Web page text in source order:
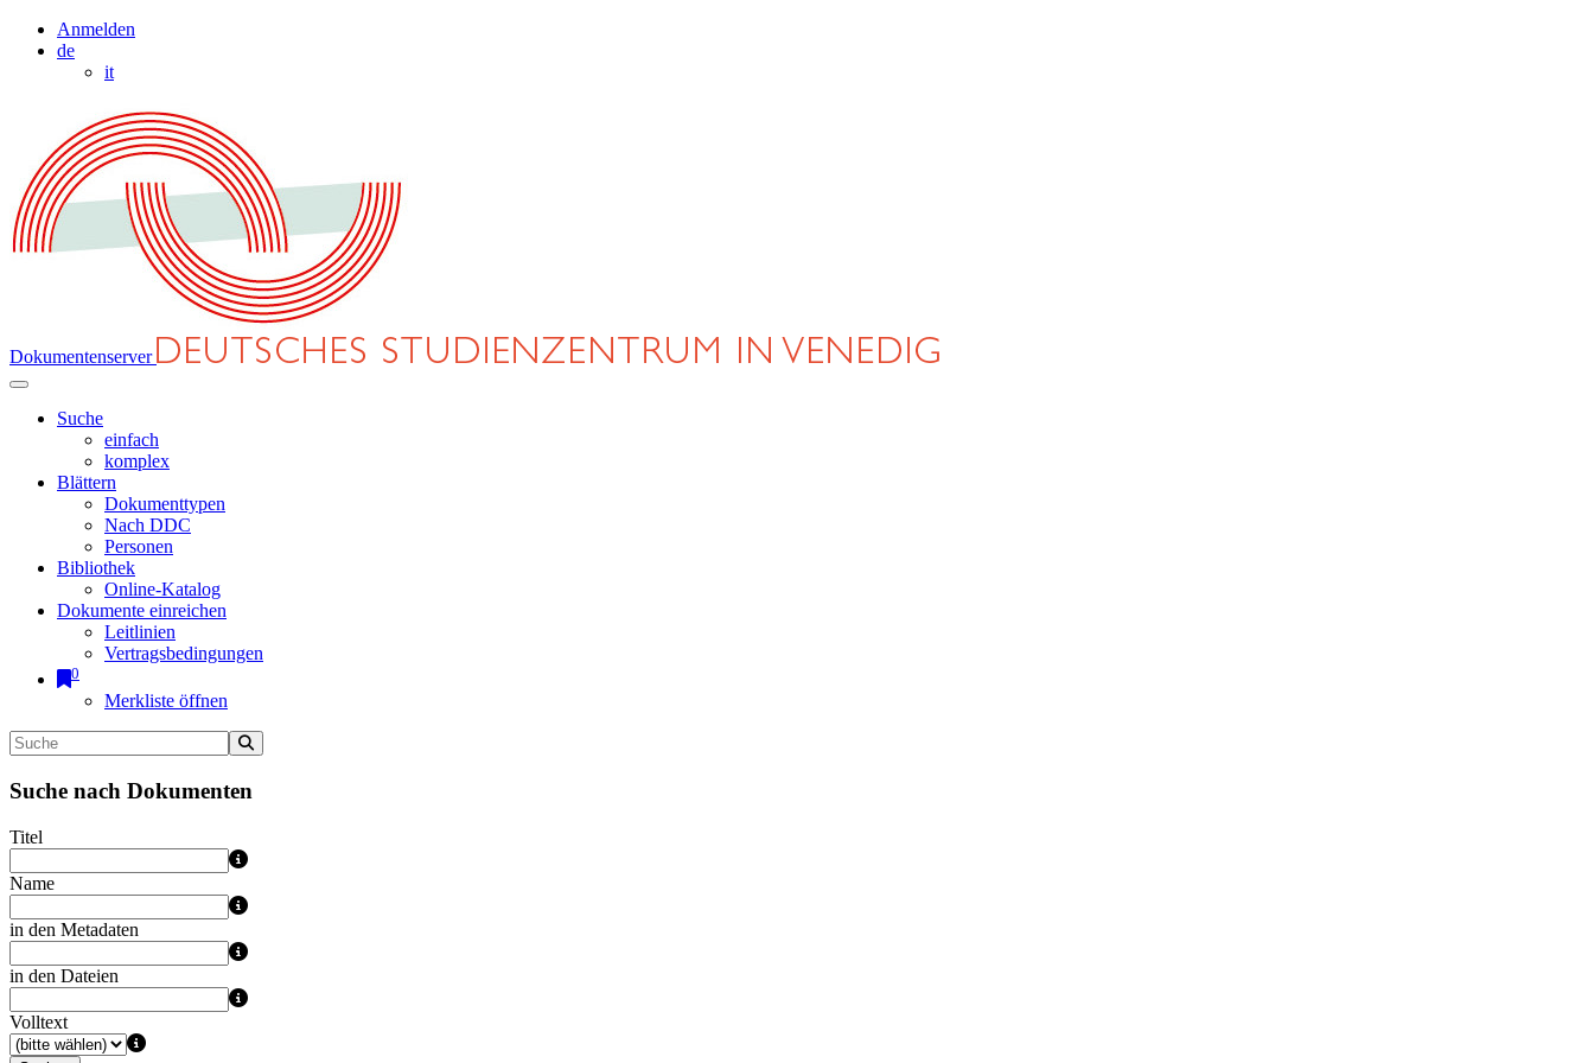
Anmelden
de
it
Dokumentenserver
Suche
einfach
komplex
Blättern
Dokumenttypen
Nach DDC
Personen
Bibliothek
Online-Katalog
Dokumente einreichen
Leitlinien
Vertragsbedingungen
0
Merkliste öffnen
Suche nach Dokumenten
Titel
Name
in den Metadaten
in den Dateien
Volltext